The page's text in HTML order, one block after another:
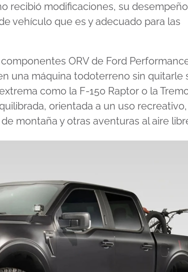
recibió modificaciones, su
vehículo que es y adecuado para las
ORV de Ford
una máquina todoterreno sin quitarle
como la F-150 Raptor o la
orientada a un uso
montaña y otras aventuras al aire